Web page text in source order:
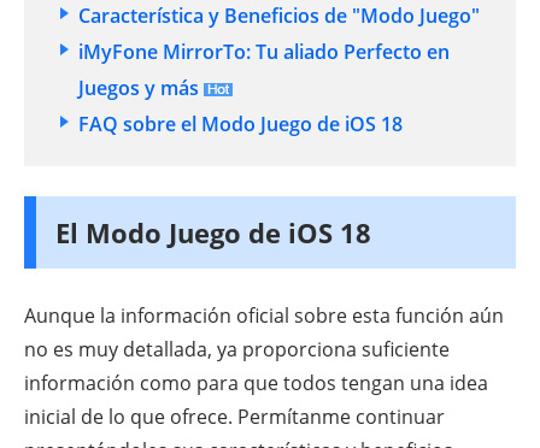
Característica y Beneficios de "Modo Juego"
iMyFone MirrorTo: Tu aliado Perfecto en
Juegos y más
FAQ sobre el Modo Juego de iOS 18
El Modo Juego de iOS 18
Aunque la información oficial sobre esta función aún
no es muy detallada, ya proporciona suficiente
información como para que todos tengan una idea
inicial de lo que ofrece. Permítanme continuar